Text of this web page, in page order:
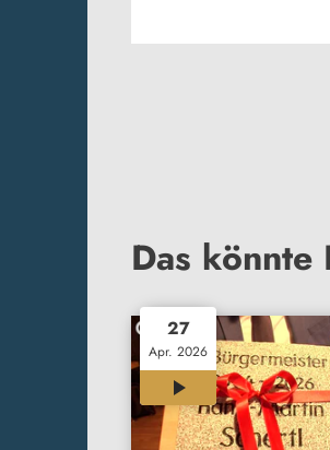
Das könnte
27
Apr. 2026
00:44